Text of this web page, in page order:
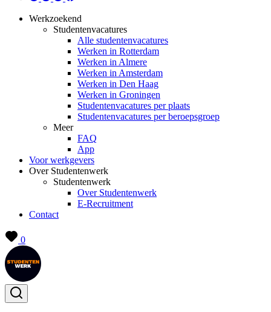
Werkzoekend
Studentenvacatures
Alle studentenvacatures
Werken in Rotterdam
Werken in Almere
Werken in Amsterdam
Werken in Den Haag
Werken in Groningen
Studentenvacatures per plaats
Studentenvacatures per beroepsgroep
Meer
FAQ
App
Voor werkgevers
Over Studentenwerk
Studentenwerk
Over Studentenwerk
E-Recruitment
Contact
0